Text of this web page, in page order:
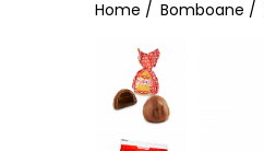
Home / Bomboane /